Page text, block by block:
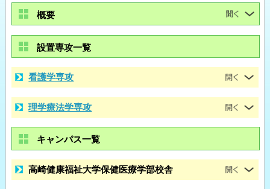
概要
設置専攻一覧
看護学専攻
理学療法学専攻
キャンパス一覧
高崎健康福祉大学保健医療学部校舎